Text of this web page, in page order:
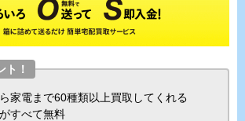
ト！
家電まで60種類以上買取してくれる
すべて無料